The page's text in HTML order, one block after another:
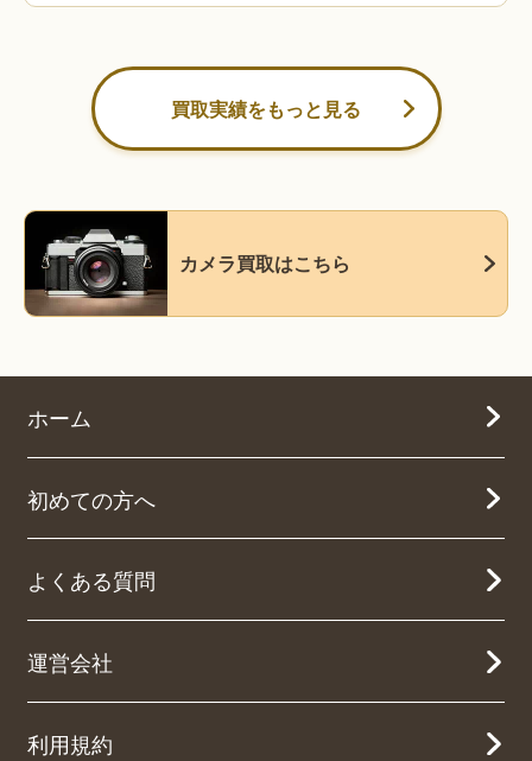
買取実績をもっと見る
カメラ買取はこちら
ホーム
初めての方へ
よくある質問
運営会社
利用規約